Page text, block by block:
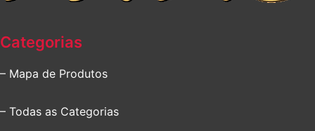
Categorias
– Mapa de Produtos
– Todas as Categorias